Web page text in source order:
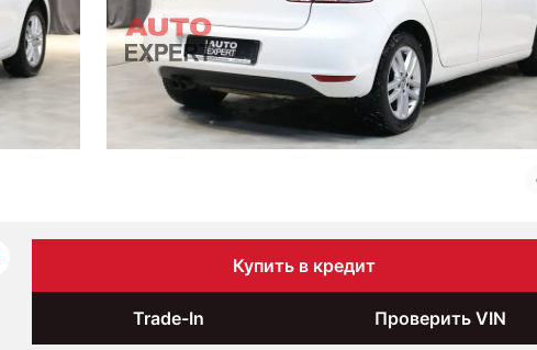
Купить в кредит
Trade-In Проверить VIN